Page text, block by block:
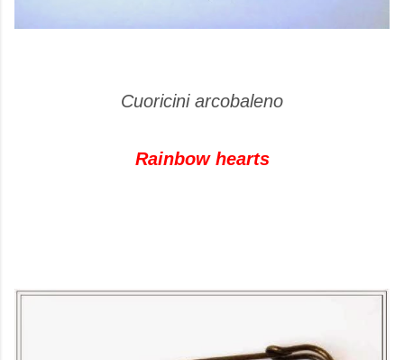
Cuoricini arcobaleno
Rainbow hearts